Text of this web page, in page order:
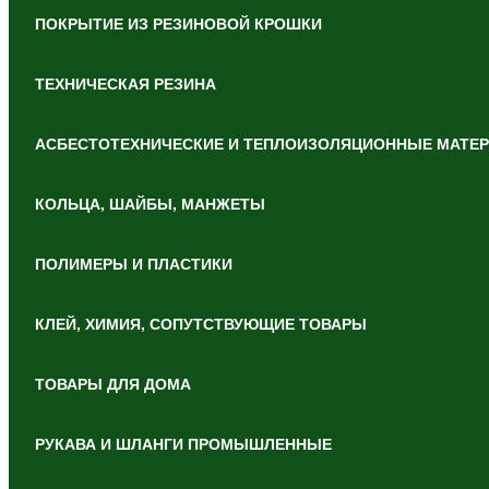
ПОКРЫТИЕ ИЗ РЕЗИНОВОЙ КРОШКИ
ТЕХНИЧЕСКАЯ РЕЗИНА
АСБЕСТОТЕХНИЧЕСКИЕ И ТЕПЛОИЗОЛЯЦИОННЫЕ
КОЛЬЦА, ШАЙБЫ, МАНЖЕТЫ
ПОЛИМЕРЫ И ПЛАСТИКИ
КЛЕЙ, ХИМИЯ, СОПУТСТВУЮЩИЕ ТОВАРЫ
ТОВАРЫ ДЛЯ ДОМА
РУКАВА И ШЛАНГИ ПРОМЫШЛЕННЫЕ